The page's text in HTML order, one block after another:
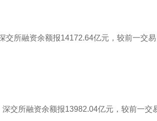
所融资余额报14172.64亿元，较前一交
交所融资余额报13982.04亿元，较前一